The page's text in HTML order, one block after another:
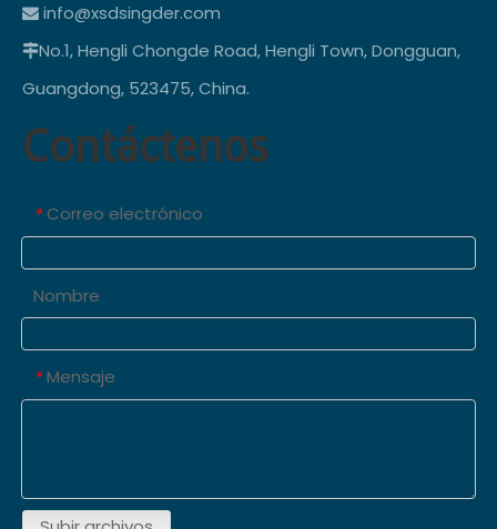
 info@xsdsingder.com
No.1, Hengli Chongde Road, Hengli Town, Dongguan,
Guangdong, 523475, China.
Contáctenos
* Correo electrónico
Nombre
* Mensaje